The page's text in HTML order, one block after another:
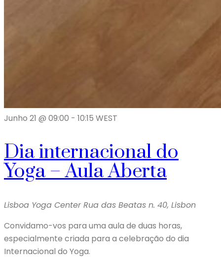
Junho 21 @ 09:00 - 10:15 WEST
Dia internacional do
Yoga – Aula Aberta
Lisboa Yoga Center Rua das Beatas n. 40, Lisbon
Convidamo-vos para uma aula de duas horas,
especialmente criada para a celebração do dia
Internacional do Yoga.